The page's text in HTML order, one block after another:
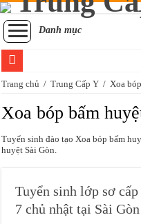
Danh mục
Trường Trung cấp y khoa Pasteur
Tuyển sinh lớp sơ cấp xoa bóp
Học chứng chỉ sơ cấp xoa bóp bấm
Tuyển sinh sơ cấp Xoa bóp bấm
Đào tạo sơ cấp xoa bóp bấm huyệt
Trang chủ / Trung Cấp Y / Xoa
Xoa bóp bấm
Tuyển sinh đào tạo Xoa bóp bấm
huyệt Sài Gòn.
Tuyển sinh lớp sơ
7 chủ nhật tại Sài Gòn